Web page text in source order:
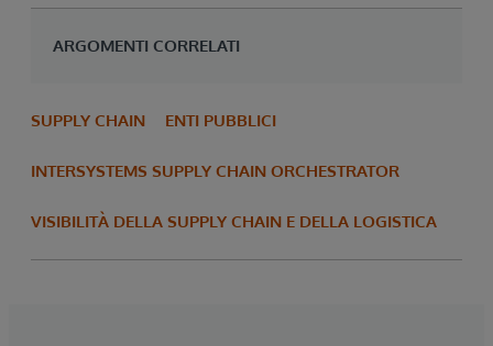
ARGOMENTI CORRELATI
SUPPLY CHAIN ENTI PUBBLICI
INTERSYSTEMS SUPPLY CHAIN ORCHESTRATOR
VISIBILITÀ DELLA SUPPLY CHAIN E DELLA LOGISTICA